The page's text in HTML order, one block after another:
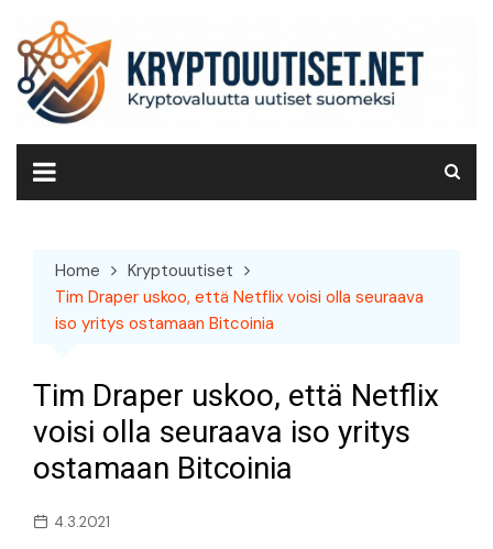
content
Home
Kryptouutiset
Tim Draper uskoo, että Netflix voisi olla seuraava
iso yritys ostamaan Bitcoinia
Tim Draper uskoo, että Netflix
voisi olla seuraava iso yritys
ostamaan Bitcoinia
4.3.2021